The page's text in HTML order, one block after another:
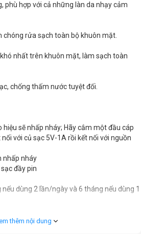
phù hợp với cả những làn da nhạy cảm
chóng rửa sạch toàn bộ khuôn mặt.
nhất trên khuôn mặt, làm sạch toàn
chống thấm nước tuyệt đối.
hiệu sẽ nhấp nháy; Hãy cắm một đầu cáp
với củ sạc 5V-1A rồi kết nối với nguồn
nhấp nháy
đầy pin
dùng 2 lần/ngày và 6 tháng nếu dùng 1
- Halio khuyến cáo nên sử dụng củ sạc có
thêm nội dung